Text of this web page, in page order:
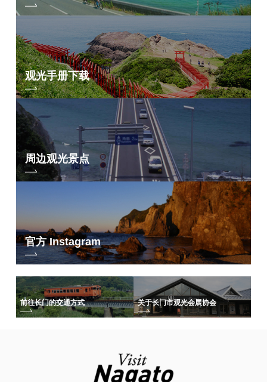
观光手册下载
周边观光景点
官方 Instagram
前往长门的交通方式 关于长门市观光会展协会